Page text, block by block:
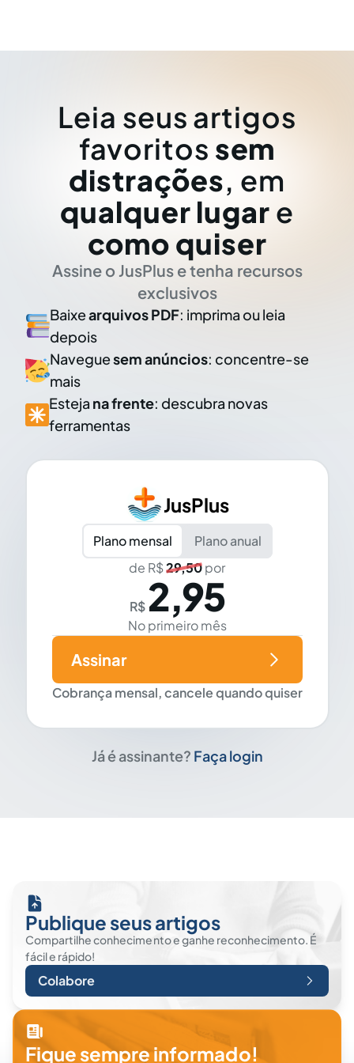
Leia seus artigos
favoritos sem
distrações, em
qualquer lugar e
como quiser
Assine o JusPlus e tenha recursos
exclusivos
Baixearquivos PDF: imprima ou leia
depois
Naveguesem anúncios: concentre-se
mais
Esteja na frente: descubra novas
ferramentas
JusPlus
Plano mensal
Plano anual
de R$29,50por
R$ 2,95
No primeiro mês
Cobrança mensal, cancele quando quiser
Assinar
Já é assinante? Faça login
Publique seus artigos
Compartilhe conhecimento e ganhe reconhecimento. É
fácil e rápido!
Colabore
Fique sempre informado!